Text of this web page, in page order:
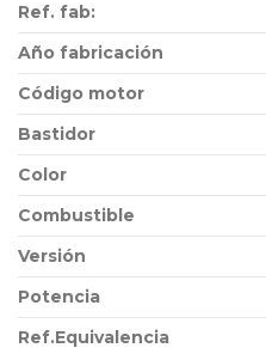
Ref. fab:
Año fabricación
Código motor
Bastidor
Color
Combustible
Versión
Potencia
Ref.Equivalencia